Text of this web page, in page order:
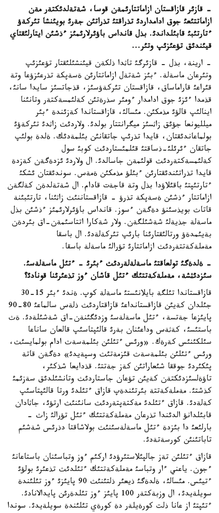
- قازئر قازاقستان ازاماتتارئمةن قوسا، شةتةلدئكتةر مةن
ازاماتتئعئ جوق ادامداردئ تذراقتئ تذراتئن جةرئ بويئنشا تئركةؤ
ءتارتئبئ قابئلداندئ. بذل قانداس باؤئرلارئمئز ءذشئن ايتارلئقتاي
قيئندئق تؤعئزئپ وتئر...
- ارينة، بذل - قازئرگئ تاثدا ذلكةن قيئنشئلئقتار تؤعئزئپ
وتئرعان ماسةلة. ءبئز شةتةل ازاماتتارئن ةسةپكة تذرعئزؤعا وتة
قئراعئ قاراماساق، قازاقستان تئركةؤسئز، قذجاتسئز سايدا سانئ،
قذمدا ءئزئ جوق ادامدار ءومئر سذرةتئن كةلئمسةكتةر وتانئنا
اينالئپ قالؤئ مذمكئن. مئسالئ، قازاقستاندا كةزئندة ءبئر
ميلليونعا جؤئق زاثسئز ميگرانتتار بولدئ. ولاردئث زاثدئ تئركةؤئ
بولماعاندئقتان، قايدا تذرئپ جاتقانئن بئلمةدئك. ةلدة بولئپ
جاتقان ءئرئلئ-ذساقتئ قئلمئستاردئث كوبئ سول
كةلئمسةكتةردئث قولئمةن جاسالدئ. ال ولاردئ ئزدةگةن كةزدة
قايدا تذراتئندئقتارئن ءبئلؤ مذمكئن ةمةس. سوندئقتان ئشكئ
ءتارتئپتئ باقئلاؤدا بذل وتة قاجةت قادام. ال شةتةلدةن كةلگةن
ازاماتتار ءذشئن ةسةپكة تذرؤ - قازاقستاننئث زاثئنا، تارتئبئنة
قاتاث بويذسئنؤ دةگةن ءسوز. قانداس باؤئرلارئمئز ءذشئن بذل
ماسةلة جذيةلئ شةشئلگةن. ولار شةكارا اتتاسئمةن-اق بئردةن
بةيئمدةؤ ورتالئقتارئنا بارئپ تئركةلةدئ. ال باسقا
مةملةكةتتةردئث ازاماتتارئ تؤرالئ ماسةلة باسقا.
- ةلدةگئ تولعاقتئ ماسةلةلةردئث ءبئرئ - ءتئل ماسةلةسئ.
سئزدئثشة، مةملةكةتتئك ءتئل قاشان ءوز تذعئرئنا قونادئ؟
قازاقستاندا تئلگة بايلانئستئ ماسةلة كوپ. ةندئ ءبئر 15-30
جئلدان كةيئن قازاقستانداعئ قازاقتاردئث ذلةس سالماعئ 80-90
پايئزعا جةتسة، ءتئل ماسةلةسئ وزدئگئنةن-اق شةشئلةدئ. ةث
باستئسئ، كةثةس وداعئنان بةرئ قالئپتاسئپ قالعان ساناعا
سئلكئنئس كةرةك. «ورئس ءتئلئن بئلمةسةث ادام بولمايسئث،
ورئس ءتئلئن بئلمةسةث قئزمةتئث وسپةيدئ» دةگةن قاتة
پئكئردئ جوققا شئعاراتئن كةز جةتتئ. قذدايعا شذكئر،
تاؤةلسئزدئكتةن كةيئن تؤعان جاستاردئث وتانشئلدئق سةزئمئ
كذشتئ. مةملةكةتتة بئرتئندةپ قازاق ءتئلدئ ورتا قالئپتاسئپ
كةلةدئ. قازاق ءتئلدئ مةكتةپتةردئث سانئنئث ارتؤئ، جاثادان
قابئلدانؤ الدئندا تذرعان مةملةكةتتئك ءتئل تؤرالئ زاث -
بارلئعئ دا بئزدة ءتئل ماسةلةسئنئث بولاشاقتا دذرئس شةشئم
تاباتئنئن كورسةتةدئ.
قازاق ءتئلئن تةز جالپئلاستئرؤدئ اركئم ءوز وتباسئنان باستاعانئ
ءجون. ياعني ءار وتباسئ مةملةكةتتئك ءتئلدئث تذعئرئ بولؤئ
ءتيئس. مئسالئ، ةلدةگئ ذيعئر ذلتئنئث 90 پايئزئ ءوز تئلئندة
سويلةيدئ، ال وزبةكتةر 100 پايئز ءوز تئلدةرئن پايدالانادئ.
ءتئپتئ از عانا ذلت كورةيلةر دة كورةي تئلئندة سويلةيدئ. سوندا